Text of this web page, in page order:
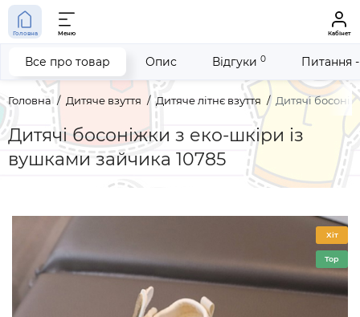
Головна Меню Кабінет
Головна Дитяче взуття Дитяче літнє взуття Дитячі
Дитячі босоніжки з еко-шкіри із
вушками зайчика 10785
Все про товар Опис Відгуки 0 Питання
Хіт
Top